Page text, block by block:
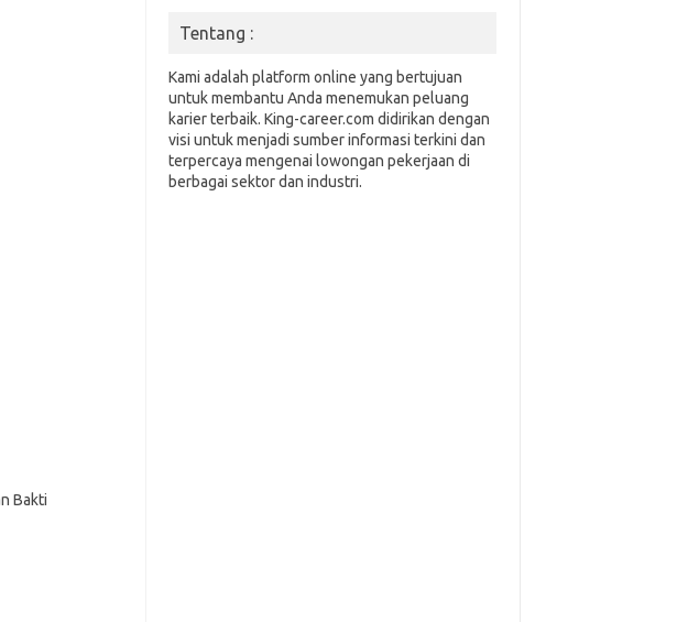
Bakti
Tentang :
Kami adalah platform online yang bertujuan
untuk membantu Anda menemukan peluang
karier terbaik. King-career.com didirikan dengan
visi untuk menjadi sumber informasi terkini dan
terpercaya mengenai lowongan pekerjaan di
berbagai sektor dan industri.